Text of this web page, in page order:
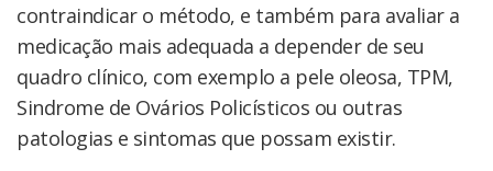
contraindicar o método, e também para avaliar a
medicação mais adequada a depender de seu
quadro clínico, com exemplo a pele oleosa, TPM,
Sindrome de Ovários Policísticos ou outras
patologias e sintomas que possam existir.